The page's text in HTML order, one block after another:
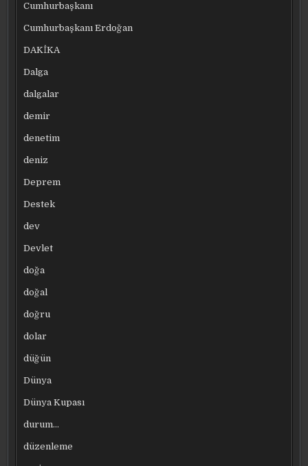
Cumhurbaşkanı
Cumhurbaşkanı Erdoğan
DAKİKA
Dalga
dalgalar
demir
denetim
deniz
Deprem
Destek
dev
Devlet
doğa
doğal
doğru
dolar
düğün
Dünya
Dünya Kupası
durum…
düzenleme